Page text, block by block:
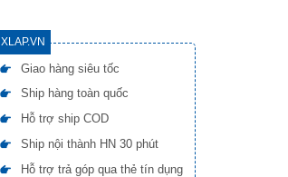
XLAP.VN
Giao hàng siêu tốc
Ship hàng toàn quốc
Hỗ trợ ship COD
Ship nội thành HN 30 phút
Hỗ trợ trả góp qua thẻ tín dụng